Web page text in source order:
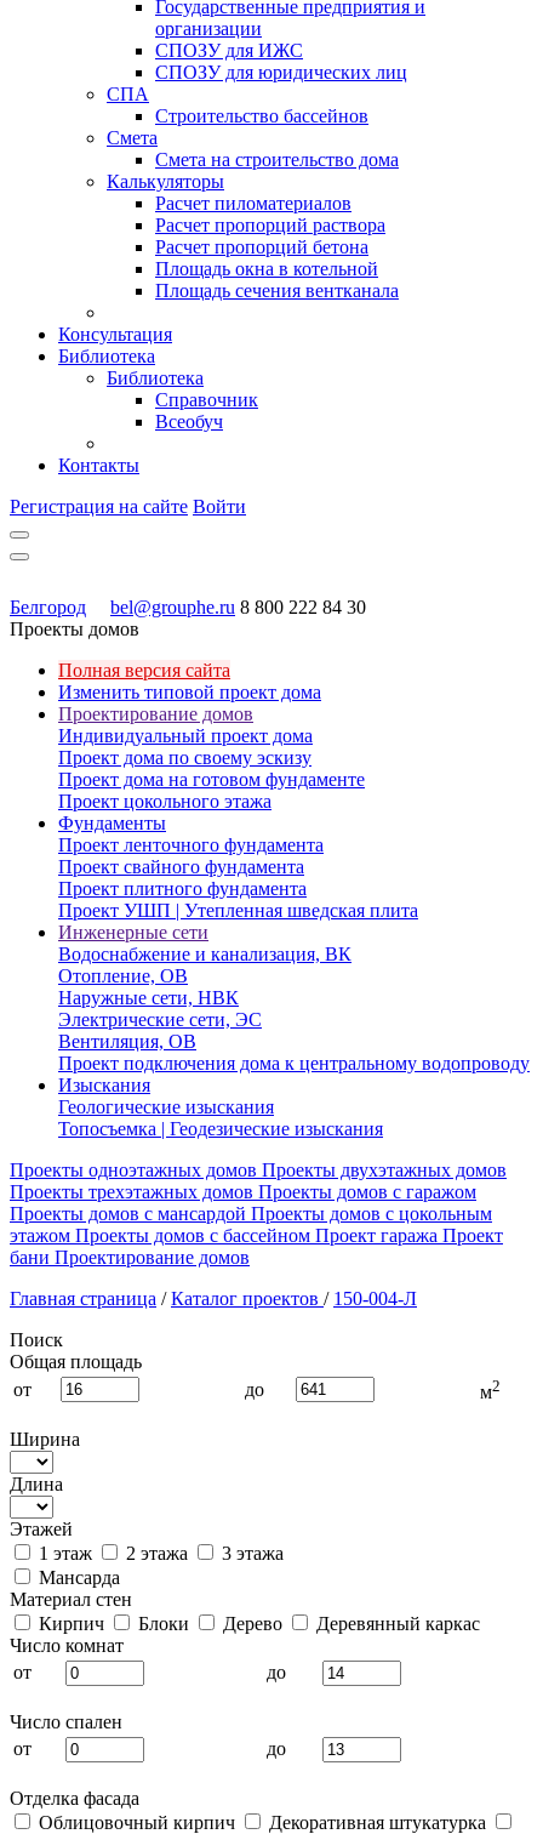
Государственные предприятия и
организации
СПОЗУ для ИЖС
СПОЗУ для юридических лиц
СПА
Строительство бассейнов
Смета
Смета на строительство дома
Калькуляторы
Расчет пиломатериалов
Расчет пропорций раствора
Расчет пропорций бетона
Площадь окна в котельной
Площадь сечения вентканала
Консультация
Библиотека
Библиотека
Справочник
Всеобуч
Контакты
Регистрация на сайте Войти
Белгород bel@grouphe.ru 8 800 222 84 30
Проекты домов
Полная версия сайта
Изменить типовой проект дома
Проектирование домов
Индивидуальный проект дома
Проект дома по своему эскизу
Проект дома на готовом фундаменте
Проект цокольного этажа
Фундаменты
Проект ленточного фундамента
Проект свайного фундамента
Проект плитного фундамента
Проект УШП | Утепленная шведская плита
Инженерные сети
Водоснабжение и канализация, ВК
Отопление, ОВ
Наружные сети, НВК
Электрические сети, ЭС
Вентиляция, ОВ
Проект подключения дома к центральному водопроводу
Изыскания
Геологические изыскания
Топосъемка | Геодезические изыскания
Проекты одноэтажных домов Проекты двухэтажных домов
Проекты трехэтажных домов Проекты домов с гаражом
Проекты домов с мансардой Проекты домов с цокольным
этажом Проекты домов с бассейном Проект гаража Проект
бани Проектирование домов
Главная страница / Каталог проектов / 150-004-Л
Поиск
Общая площадь
от
до м2
Ширина
Длина
Этажей
1 этаж
2 этажа
3 этажа
Мансарда
Материал стен
Кирпич
Блоки Дерево
Деревянный каркас
Число комнат
от
до
Число спален
от
до
Отделка фасада
Облицовочный кирпич
Декоративная штукатурка